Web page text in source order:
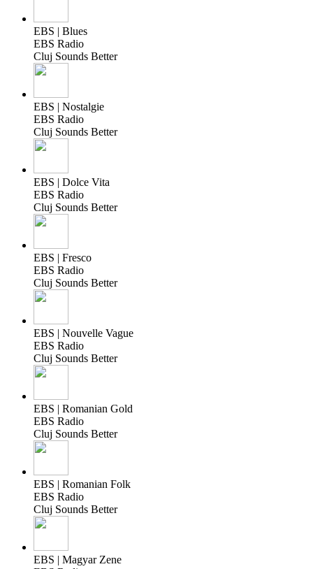
EBS | Blues
EBS Radio
Cluj Sounds Better
EBS | Nostalgie
EBS Radio
Cluj Sounds Better
EBS | Dolce Vita
EBS Radio
Cluj Sounds Better
EBS | Fresco
EBS Radio
Cluj Sounds Better
EBS | Nouvelle Vague
EBS Radio
Cluj Sounds Better
EBS | Romanian Gold
EBS Radio
Cluj Sounds Better
EBS | Romanian Folk
EBS Radio
Cluj Sounds Better
EBS | Magyar Zene